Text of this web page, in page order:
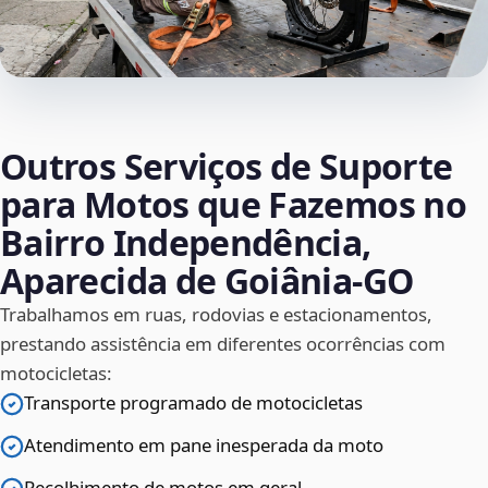
Outros Serviços de Suporte
para Motos que Fazemos no
Bairro Independência,
Aparecida de Goiânia‑GO
Trabalhamos em ruas, rodovias e estacionamentos,
prestando assistência em diferentes ocorrências com
motocicletas:
Transporte programado de motocicletas
Atendimento em pane inesperada da moto